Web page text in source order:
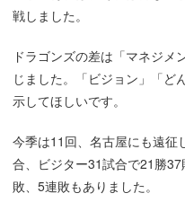
戦しました。
ドラゴンズの差は「マネジ
じました。「ビジョン」「ど
示してほしいです。
今季は11回、名古屋にも遠征
合、ビジター31試合で21勝
敗、5連敗もありました。